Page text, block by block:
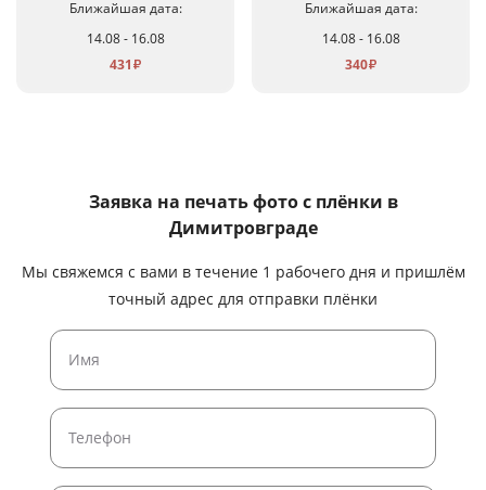
Ближайшая дата:
14.08 - 16.08
431 ₽
Ближайшая дата:
14.08 - 16.08
340₽
Заявка на печать фото с плёнки в
Димитровграде
Мы свяжемся с вами в течение 1 рабочего дня и пришлём
точный адрес для отправки плёнки